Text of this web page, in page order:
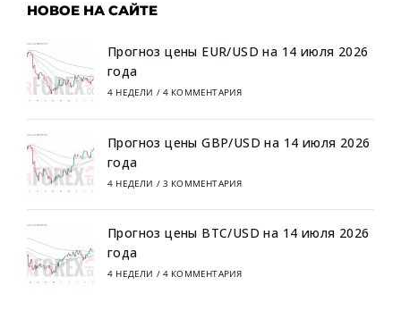
НОВОЕ НА САЙТЕ
Прогноз цены EUR/USD на 14 июля 2026
года
4 НЕДЕЛИ / 4 КОММЕНТАРИЯ
Прогноз цены GBP/USD на 14 июля 2026
года
4 НЕДЕЛИ / 3 КОММЕНТАРИЯ
Прогноз цены BTC/USD на 14 июля 2026
года
4 НЕДЕЛИ / 4 КОММЕНТАРИЯ